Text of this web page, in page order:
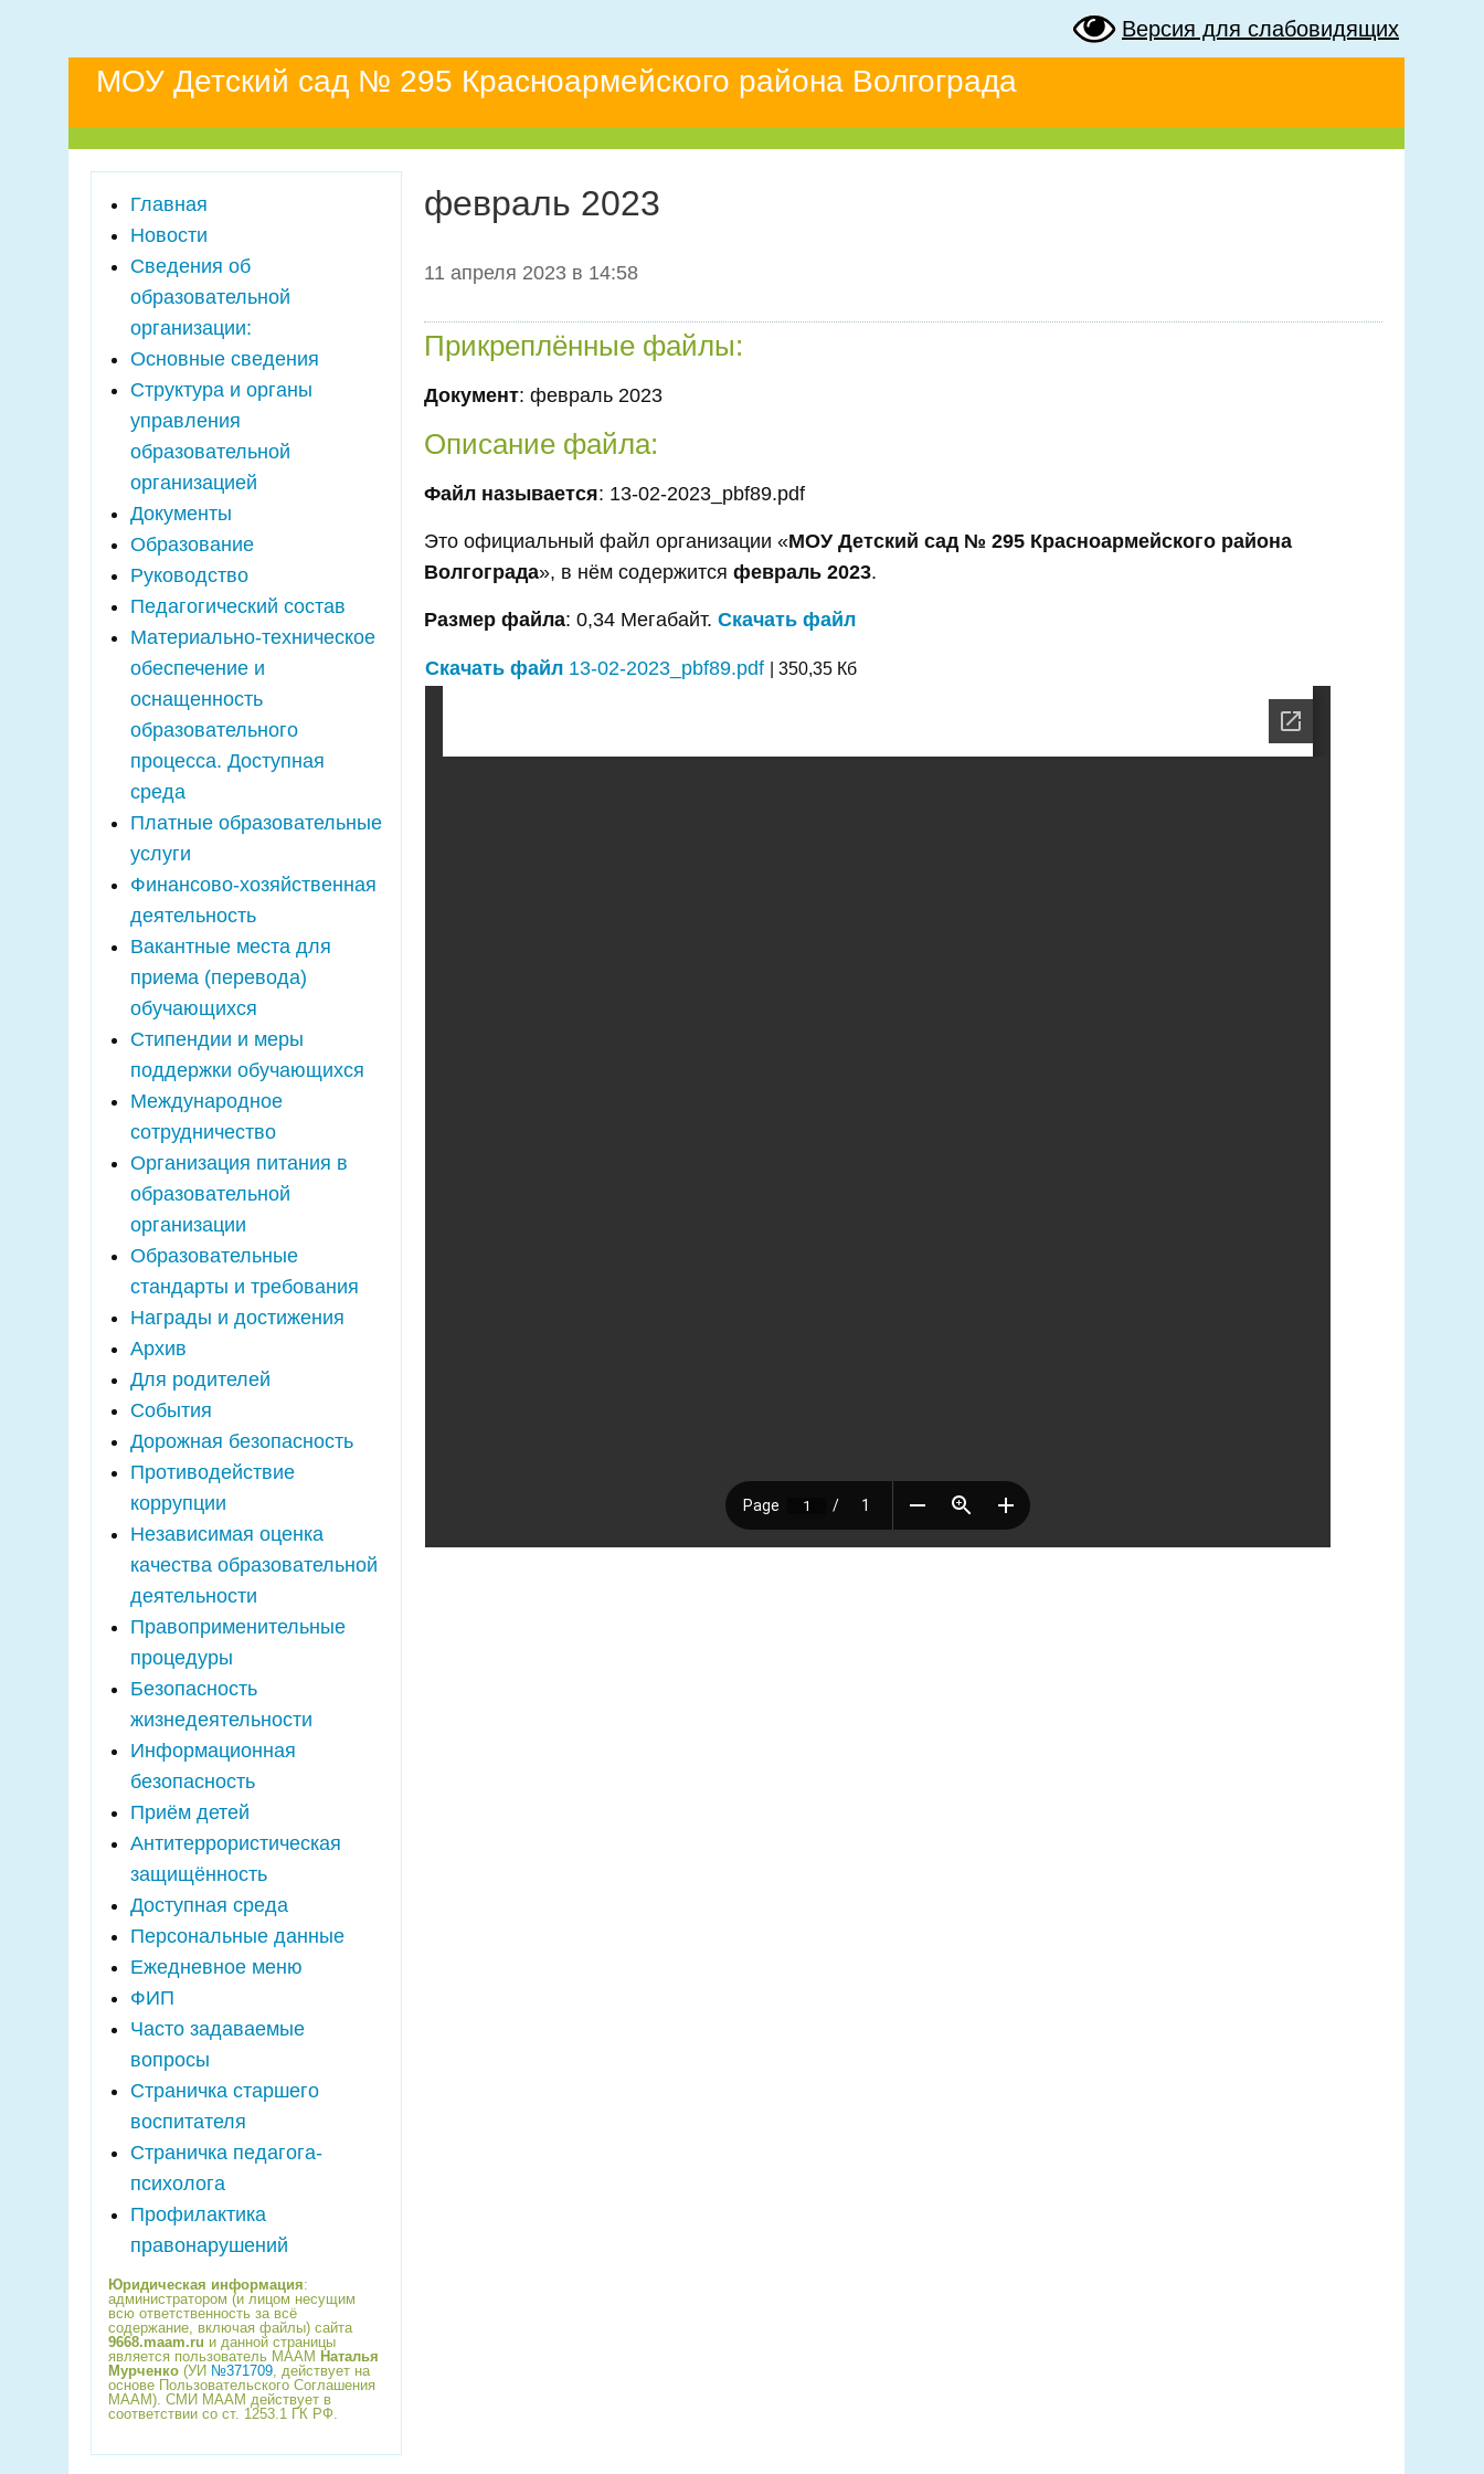
Версия для слабовидящих
МОУ Детский сад № 295 Красноармейского района Волгограда
Главная
Новости
Сведения об
образовательной
организации:
Основные сведения
Структура и органы
управления
образовательной
организацией
Документы
Образование
Руководство
Педагогический состав
Материально-техническое
обеспечение и
оснащенность
образовательного
процесса. Доступная
среда
Платные образовательные
услуги
Финансово-хозяйственная
деятельность
Вакантные места для
приема (перевода)
обучающихся
Стипендии и меры
поддержки обучающихся
Международное
сотрудничество
Организация питания в
образовательной
организации
Образовательные
стандарты и требования
Награды и достижения
Архив
Для родителей
События
Дорожная безопасность
Противодействие
коррупции
Независимая оценка
качества образовательной
деятельности
Правоприменительные
процедуры
Безопасность
жизнедеятельности
Информационная
безопасность
Приём детей
Антитеррористическая
защищённость
Доступная среда
Персональные данные
Ежедневное меню
ФИП
Часто задаваемые
вопросы
Страничка старшего
воспитателя
Страничка педагога-
психолога
Профилактика
правонарушений
Юридическая информация:
администратором (и лицом несущим
всю ответственность за всё
содержание, включая файлы) сайта
9668.maam.ru и данной страницы
является пользователь МААМ Наталья
Мурченко (УИ №371709, действует на
основе Пользовательского Соглашения
МААМ). СМИ МААМ действует в
соответствии со ст. 1253.1 ГК РФ.
февраль 2023
11 апреля 2023 в 14:58
Прикреплённые файлы:
Документ: февраль 2023
Описание файла:
Файл называется: 13-02-2023_pbf89.pdf
Это официальный файл организации «МОУ Детский сад № 295 Красноармейского района
Волгограда», в нём содержится февраль 2023.
Размер файла: 0,34 Мегабайт. Скачать файл
Скачать файл 13-02-2023_pbf89.pdf | 350,35 Кб